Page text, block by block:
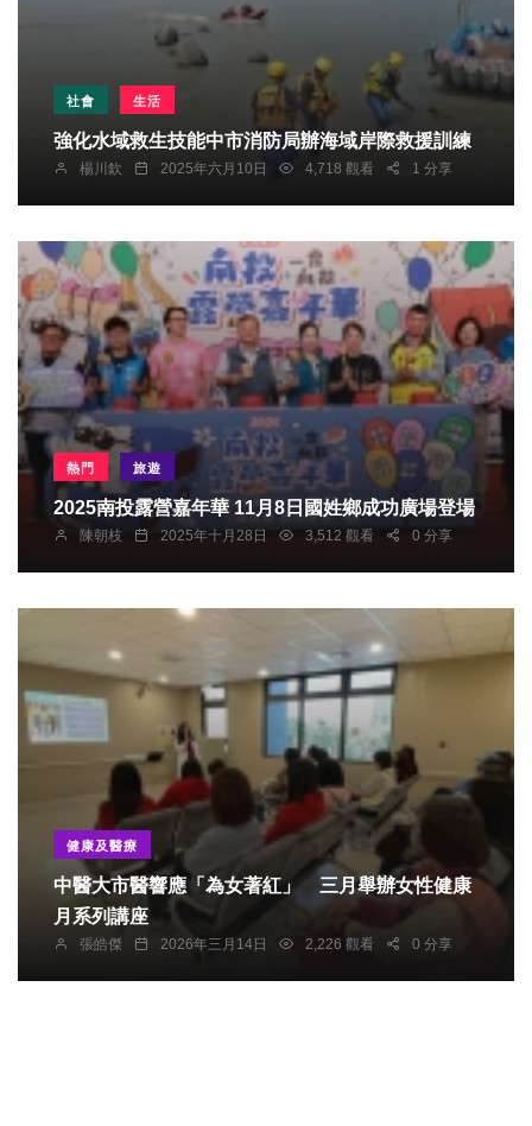
社會 生活
強化水域救生技能中市消防局辦海域岸際救援訓練
楊川欽 2025年六月10日 4,718 觀看 1 分享
熱門 旅遊
2025南投露營嘉年華 11月8日國姓鄉成功廣場登場
陳朝枝 2025年十月28日 3,512 觀看 0 分享
健康及醫療
中醫大市醫響應「為女著紅」 三月舉辦女性健康
月系列講座
張皓傑 2026年三月14日 2,226 觀看 0 分享